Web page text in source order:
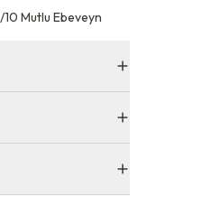
10 Mutlu Ebeveyn